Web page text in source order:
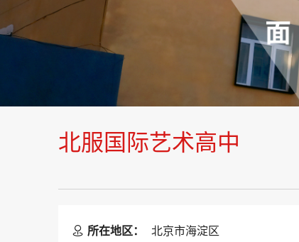
北服国际艺术高中
 所在地区： 北京市海淀区